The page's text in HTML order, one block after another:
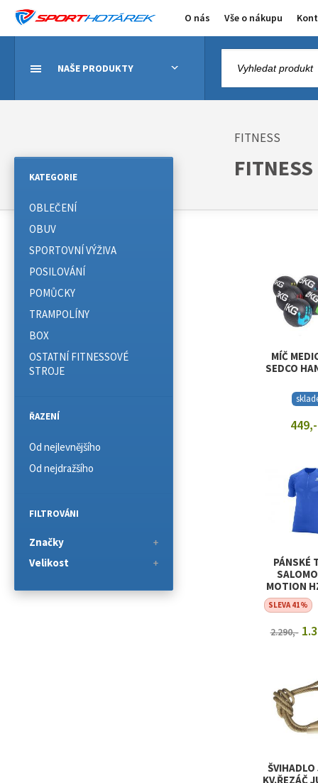
O nás Vše o nákupu
NAŠE PRODUKTY
FITNESS
FITNESS
MÍČ
SEDCO
PÁNSKÉ
MOTION
SURF
SLEVA 41%
2.290,-
KV.ŘEZÁČ
KATEGORIE
OBLEČENÍ
OBUV
SPORTOVNÍ VÝŽIVA
POSILOVÁNÍ
POMŮCKY
TRAMPOLÍNY
BOX
OSTATNÍ FITNESSOVÉ
STROJE
ŘAZENÍ
Od nejlevnějšího
Od nejdražšího
FILTROVÁNI
Značky
Velikost